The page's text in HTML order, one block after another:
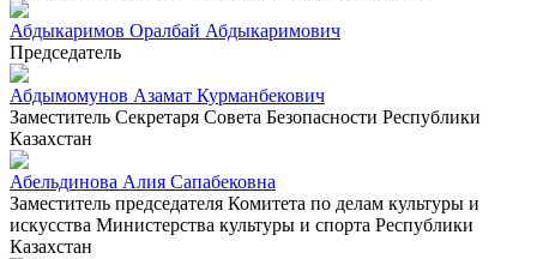
Абдыкаримов Оралбай Абдыкаримович
Председатель
Абдымомунов Азамат Курманбекович
Заместитель Секретаря Совета Безопасности Республики
Казахстан
Абельдинова Алия Сапабековна
Заместитель председателя Комитета по делам культуры и
искусства Министерства культуры и спорта Республики
Казахстан